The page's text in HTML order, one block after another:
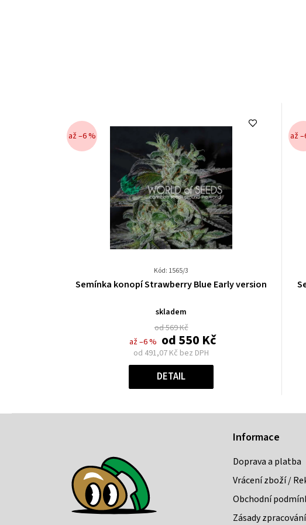
až –6 %
Kód: 1565/3
Průměrné
produktu
je
0,0
z
hvězdiček.
Semínka konopí Strawberry Blue Early version
skladem
od 569 Kč
až –6 % od550 Kč
od 491,07 Kč bez DPH
Měrná
cena:
DETAIL
až
Informace
Doprava a platba
Vrácení zboží /
Obchodní
Zásady